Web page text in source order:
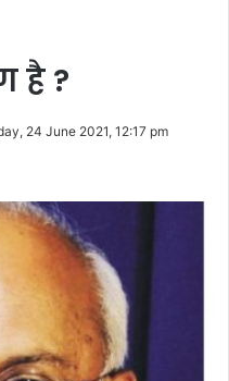
है ?
24 June 2021, 12:17 pm